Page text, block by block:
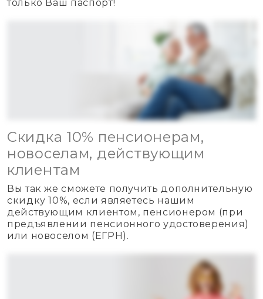
только Ваш паспорт!
Скидка 10% пенсионерам,
новоселам, действующим
клиентам
Вы так же сможете получить дополнительную
скидку 10%, если являетесь нашим
действующим клиентом, пенсионером (при
предъявлении пенсионного удостоверения)
или новоселом (ЕГРН).